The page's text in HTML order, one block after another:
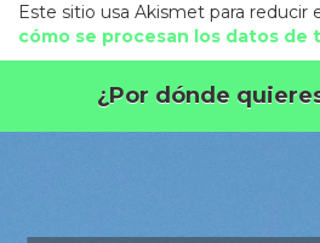
Este sitio usa Akismet para reducir
cómo se procesan los datos de
¿Por dónde